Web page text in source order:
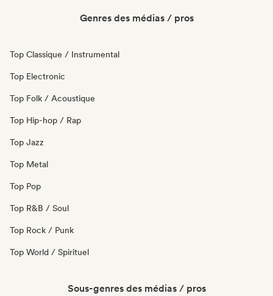
Genres des médias / pros
Top Classique / Instrumental
Top Electronic
Top Folk / Acoustique
Top Hip-hop / Rap
Top Jazz
Top Metal
Top Pop
Top R&B / Soul
Top Rock / Punk
Top World / Spirituel
Sous-genres des médias / pros